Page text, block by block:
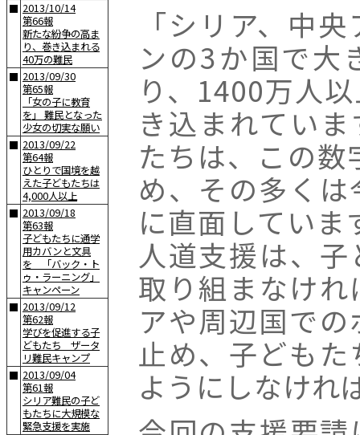
■ 2013/10/14
第66報
新たな紛争の高ま
り、巻き込まれる
40万の難民
■ 2013/09/30
第65報
「女の子に教育
を」 難民となった
少女の切実な願い
■ 2013/09/22
第64報
ひとりで国境を越
えた子どもたちは
4,000人以上
■ 2013/09/18
第63報
子どもたちに通学
用カバンと文具
を 「バック・ト
ゥ・ラーニング」
キャンペーン
■ 2013/09/12
第62報
学びを促進する子
どもたち ザータ
リ難民キャンプ
■ 2013/09/04
第61報
シリア難民の子ど
もたちに大規模な
緊急支援を実施
「シリア、中
ンの3か国で大
り、1400万人
き込まれてい
たちは、この
め、その多く
に直面してい
人道支援は、
取り組まなけ
アや周辺国で
止め、子ども
ようにしなけれ